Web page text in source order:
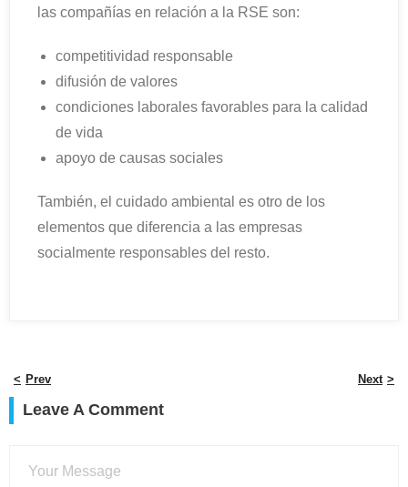
las compañías en relación a la RSE son:
competitividad responsable
difusión de valores
condiciones laborales favorables para la calidad
de vida
apoyo de causas sociales
También, el cuidado ambiental es otro de los
elementos que diferencia a las empresas
socialmente responsables del resto.
Prev Next
Leave A Comment